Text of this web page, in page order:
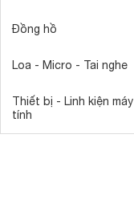
Đồng hồ
Loa - Micro - Tai nghe
Thiết bị - Linh kiện máy
tính